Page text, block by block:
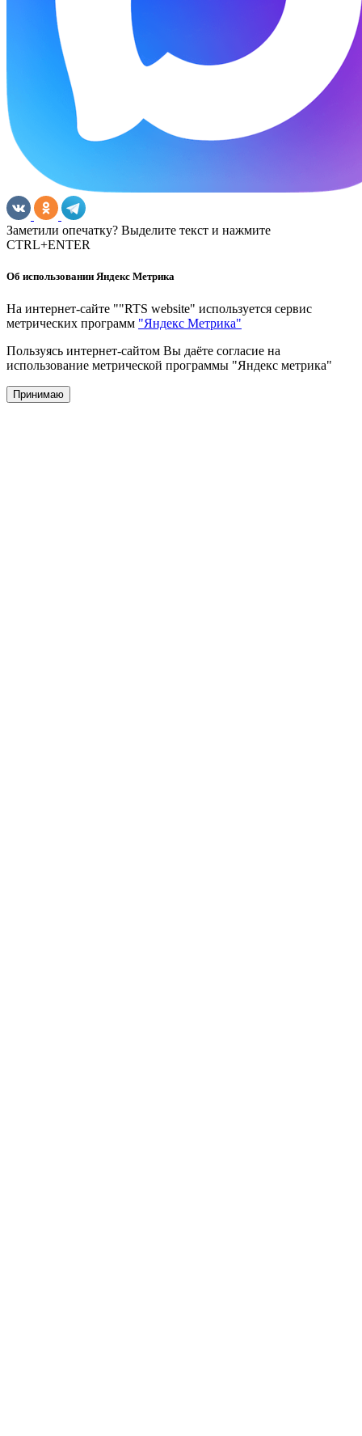
Заметили опечатку? Выделите текст и нажмите
CTRL+ENTER
Об использовании Яндекс Метрика
На интернет-сайте ""RTS website" используется сервис
метрических программ "Яндекс Метрика"
Пользуясь интернет-сайтом Вы даёте согласие на
использование метрической программы "Яндекс метрика"
Принимаю